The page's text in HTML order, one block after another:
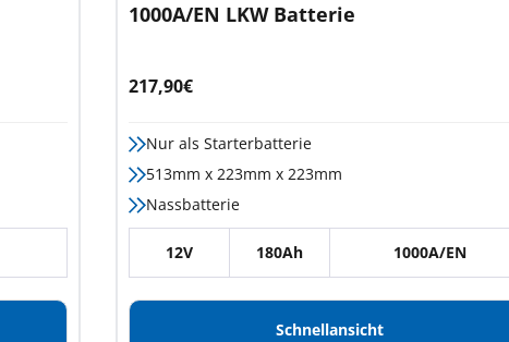
1000A/EN LKW Batterie
Angebotspreis
217,90€
Nur als Starterbatterie
513mm x 223mm x 223mm
Nassbatterie
12V 180Ah 1000A/EN
Schnellansicht